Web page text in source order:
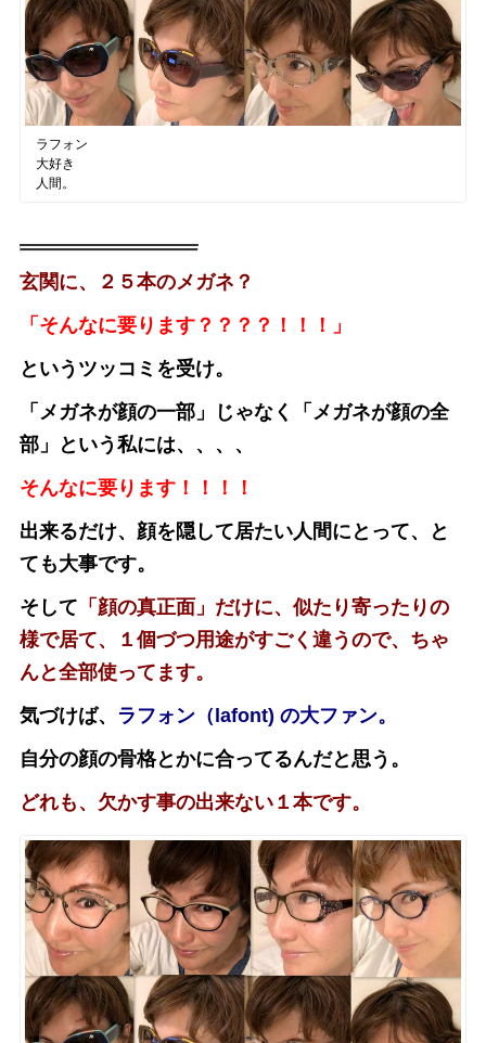
ラフォン
大好き
人間。
玄関に、２５本のメガネ？
「そんなに要ります？？？？！！！」
というツッコミを受け。
「メガネが顔の一部」じゃなく「メガネが顔の全
部」という私には、、、、
そんなに要ります！！！！
出来るだけ、顔を隠して居たい人間にとって、と
ても大事です。
そして 「顔の真正面」だけに、似たり寄ったりの
様で居て、１個づつ用途がすごく違うので、ちゃ
んと全部使ってます。
気づけば、 ラフォン（lafont) の大ファン。
自分の顔の骨格とかに合ってるんだと思う。
どれも、欠かす事の出来ない１本です。